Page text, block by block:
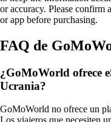
or accuracy. Please confirm
or app before purchasing.
FAQ de
¿GoMoWorld ofrece
Ucrania?
GoMoWorld no ofrece un